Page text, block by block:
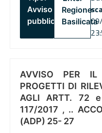
Avviso
pubblico
Regione
Basilicata
AVVISO PER IL
PROGETTI DI
AGLI ARTT. 72
117/2017 , ..
(ADP) 25- 27